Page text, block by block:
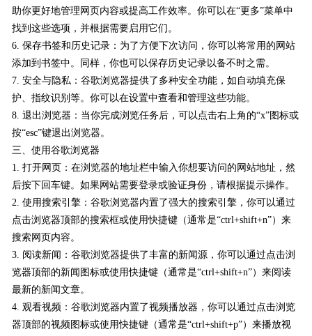
助你更好地管理网页内容或提高工作效率。你可以在“更多”菜单中
找到这些选项，并根据需要启用它们。
6. 保存书签和历史记录：为了方便下次访问，你可以将常用的网站
添加到书签中。同样，你也可以保存历史记录以备不时之需。
7. 安全与隐私：谷歌浏览器提供了多种安全功能，如自动填充保
护、指纹识别等。你可以在设置中查看和管理这些功能。
8. 退出浏览器：当你完成浏览任务后，可以点击右上角的“x”图标或
按“esc”键退出浏览器。
三、使用谷歌浏览器
1. 打开网页：在浏览器的地址栏中输入你想要访问的网站地址，然
后按下回车键。如果网站需要登录或验证身份，请根据提示操作。
2. 使用搜索引擎：谷歌浏览器内置了强大的搜索引擎，你可以通过
点击浏览器顶部的搜索框或使用快捷键（通常是“ctrl+shift+n”）来
搜索网页内容。
3. 阅读新闻：谷歌浏览器提供了丰富的新闻源，你可以通过点击浏
览器顶部的新闻图标或使用快捷键（通常是“ctrl+shift+n”）来阅读
最新的新闻文章。
4. 观看视频：谷歌浏览器内置了视频播放器，你可以通过点击浏览
器顶部的视频图标或使用快捷键（通常是“ctrl+shift+p”）来播放视